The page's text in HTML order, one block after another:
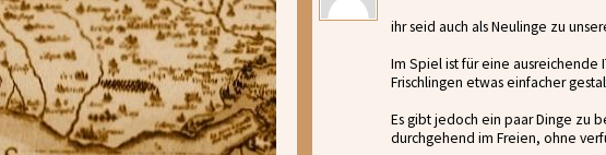
ihr seid auch als Neulinge zu
Im Spiel ist für eine ausreichende
Frischlingen etwas einfacher
Es gibt jedoch ein paar Dinge zu
durchgehend im Freien, ohne